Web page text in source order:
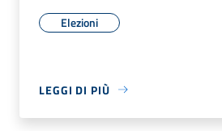
Elezioni
LEGGI DI PIÙ